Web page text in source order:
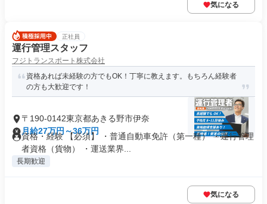
気になる
正社員
運行管理スタッフ
フジトランスポート株式会社
資格あれば未経験の方でもOK！丁寧に教えます。もちろん経験者
の方も大歓迎です！
〒190-0142東京都あきる野市伊奈
月給27万円～36万円
資格・経験 【必須】 ・普通自動車免許（第一種） ・運行管理
者資格（貨物） ・運送業界...
長期歓迎
気になる